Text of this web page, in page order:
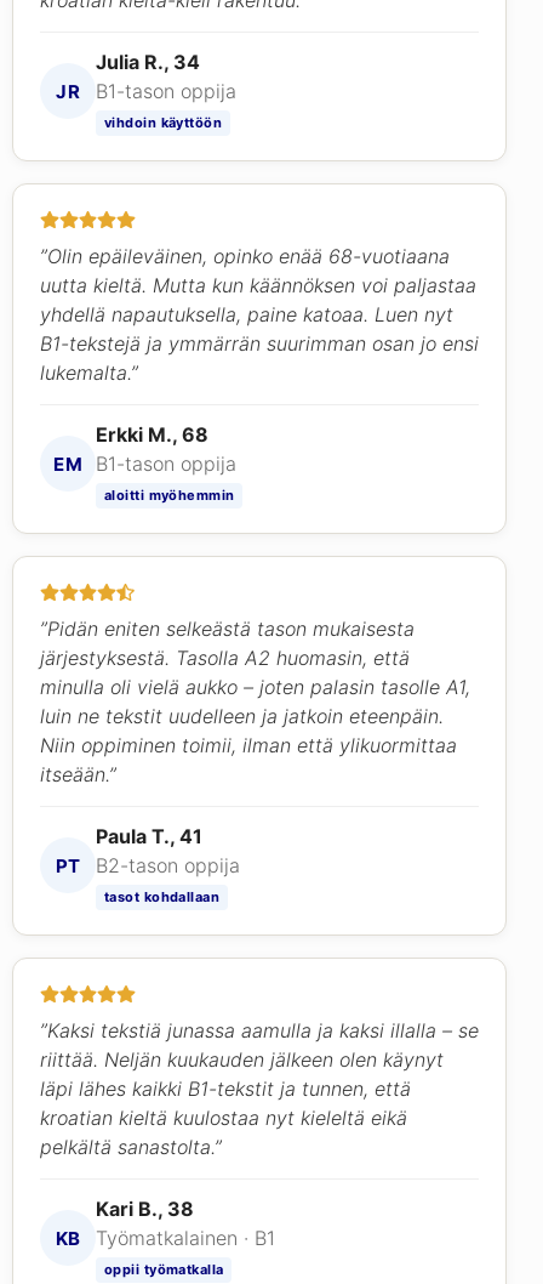
JR
Julia R., 34
B1-tason oppija
vihdoin käyttöön
”Olin epäileväinen, opinko enää 68-vuotiaana
uutta kieltä. Mutta kun käännöksen voi paljastaa
yhdellä napautuksella, paine katoaa. Luen nyt
B1-tekstejä ja ymmärrän suurimman osan jo ensi
lukemalta.”
EM
Erkki M., 68
B1-tason oppija
aloitti myöhemmin
”Pidän eniten selkeästä tason mukaisesta
järjestyksestä. Tasolla A2 huomasin, että
minulla oli vielä aukko – joten palasin tasolle A1,
luin ne tekstit uudelleen ja jatkoin eteenpäin.
Niin oppiminen toimii, ilman että ylikuormittaa
itseään.”
PT
Paula T., 41
B2-tason oppija
tasot kohdallaan
”Kaksi tekstiä junassa aamulla ja kaksi illalla – se
riittää. Neljän kuukauden jälkeen olen käynyt
läpi lähes kaikki B1-tekstit ja tunnen, että
kroatian kieltä kuulostaa nyt kieleltä eikä
pelkältä sanastolta.”
KB
Kari B., 38
Työmatkalainen · B1
oppii työmatkalla